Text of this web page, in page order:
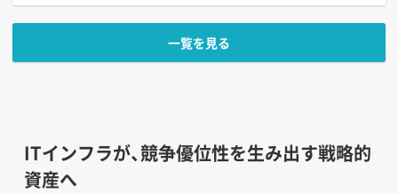
一覧を見る
ITインフラが、競争優位性を生み出す戦略的
資産へ